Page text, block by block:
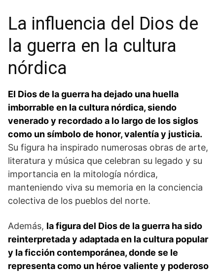
La influencia del Dios de
la guerra en la cultura
⁣nórdica
El Dios de la guerra ha dejado una huella
imborrable en la ⁢cultura nórdica, siendo
venerado y recordado a lo largo de los siglos
como un símbolo de⁢ honor, valentía‌ y justicia.
Su figura ‍ha inspirado ⁢numerosas obras de arte,
⁣literatura ⁤y música que celebran su legado y su
importancia en la ‍mitología nórdica,
manteniendo viva su memoria en la⁢ conciencia
‌colectiva ⁣de los pueblos del norte.
Además, la figura del ‍Dios de la guerra ha sido
reinterpretada y adaptada en la cultura popular
y la ficción contemporánea, donde se le
representa como un héroe valiente y poderoso